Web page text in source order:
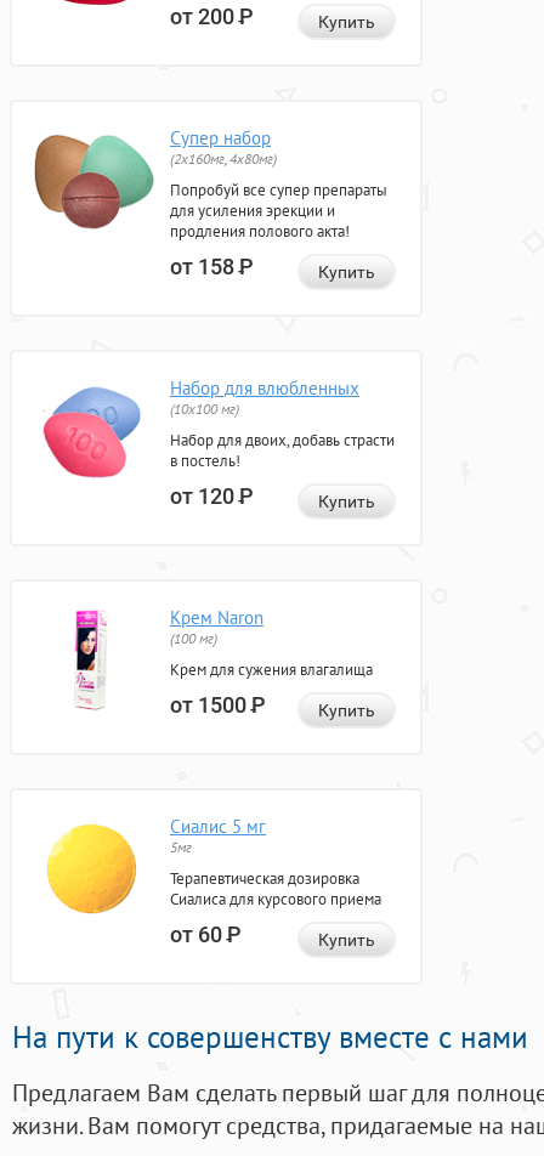
от 200Р Купить
Супер набор
(2х160мг, 4х80мг)
Попробуй все супер препараты
для усиления эрекции и
продления полового акта!
от 158Р Купить
Набор для влюбленных
(10х100 мг)
Набор для двоих, добавь страсти
в постель!
от 120Р Купить
Крем Naron
(100 мг)
Крем для сужения влагалища
от 1500Р Купить
Сиалис 5 мг
5мг
Терапевтическая дозировка
Сиалиса для курсового приема
от 60Р Купить
На пути к совершенству вместе с нами
Предлагаем Вам сделать первый шаг для
жизни. Вам помогут средства, придагаемые на